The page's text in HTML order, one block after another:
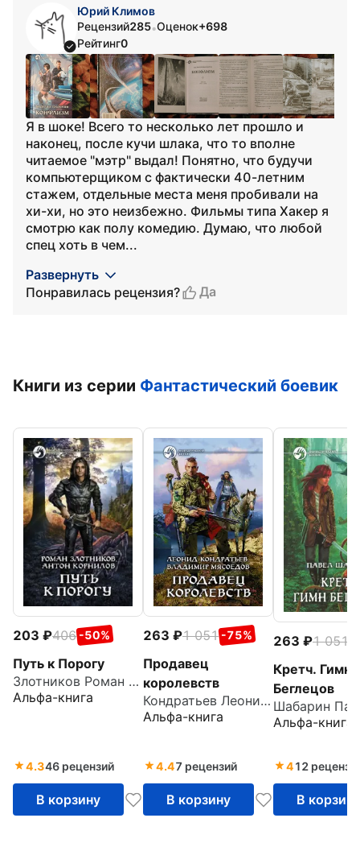
Юрий Климов
Рецензий285•Оценок+698
Рейтинг0
Я в шоке! Всего то несколько лет прошло и
наконец, после кучи шлака, что то вполне
читаемое "мэтр" выдал! Понятно, что будучи
компьютерщиком с фактически 40-летним
стажем, отдельные места меня пробивали на
хи-хи, но это неизбежно. Фильмы типа Хакер я
смотрю как полу комедию. Думаю, что любой
спец хоть в чем...
Развернуть
Понравилась рецензия?
Да
Книги из серии Фантастический боевик
203 406 -50%
Путь к Порогу
Злотников Роман Валерьевич
Альфа-книга
4.346 рецензий
В корзину
263 1 051 -75%
Продавец
королевств
Кондратьев Леонид Владимирович
Альфа-книга
4.47 рецензий
В корзину
263 1 051
Кретч. Гимн
Беглецов
Альфа-книга
412
В корзину